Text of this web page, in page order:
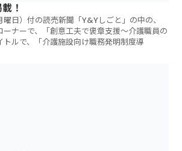
！
日）付の読売新聞「Y&Yしごと」の中の、
ーナーで、「創意工夫で褒章支援～介護職員の
ルで、「介護施設向け職務発明制度導